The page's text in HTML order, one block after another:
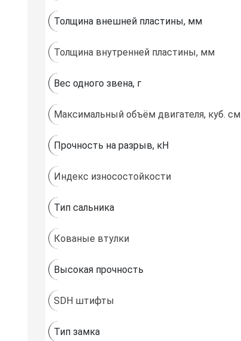
Толщина внешней пластины, мм
Толщина внутренней пластины, мм
Вес одного звена, г
Максимальный объём двигателя, куб. см
Прочность на разрыв, кН
Индекс износостойкости
Тип сальника
Кованые втулки
Высокая прочность
SDH штифты
Тип замка